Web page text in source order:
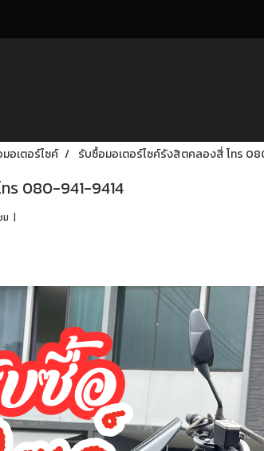
อเตอร์ไซค์ รับซื้อมอเตอร์ไซค์รังสิตคลองสี่ โทร
ร 080-941-9414
ม |